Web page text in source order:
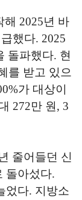
해 2025년 바
했다. 2025
돌파했다. 현
를 받고 있으
가 대상이
272만 원, 3
줄어들던 신
돌아섰다.
었다. 지방소